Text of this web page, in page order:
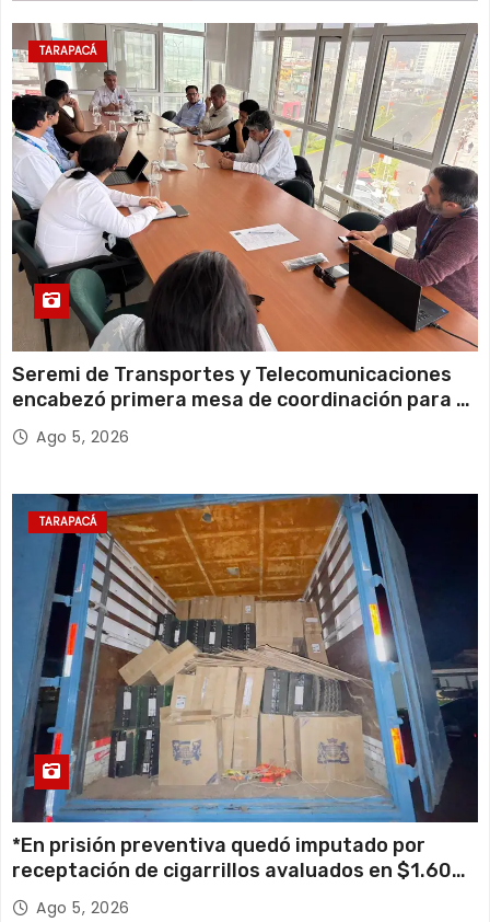
12 de agosto
Miércoles 22°C 19°C
13 de agosto
Jueves 21°C 18°C
TARAPACÁ
Seremi de Transportes y Telecomunicaciones
encabezó primera mesa de coordinación para el
retiro de cables en desuso en Iquique
Ago 5, 2026
TARAPACÁ
*En prisión preventiva quedó imputado por
receptación de cigarrillos avaluados en $1.600
millones*
Ago 5, 2026